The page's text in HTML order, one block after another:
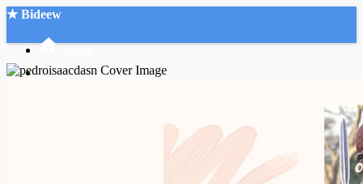
★ Bideew